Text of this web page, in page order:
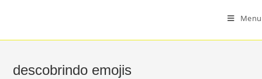
Menu
descobrindo emojis